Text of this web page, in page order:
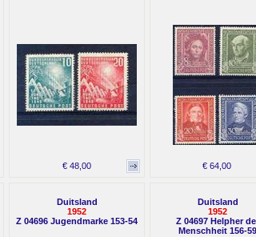
€ 48,00 € 64,00
Duitsland
1952
Z 04696 Jugendmarke 153-54
Duitsland
1952
Z 04697 Helpher
Menschheit 156-59